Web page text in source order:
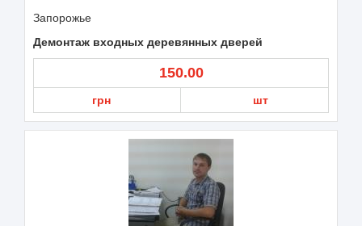
Запорожье
Демонтаж входных деревянных дверей
150.00
грн шт